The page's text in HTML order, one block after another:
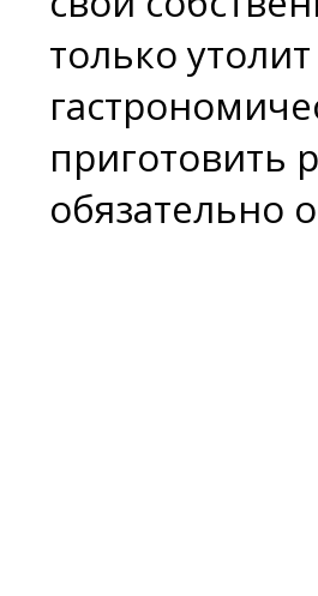
только
приготовить
обязательно